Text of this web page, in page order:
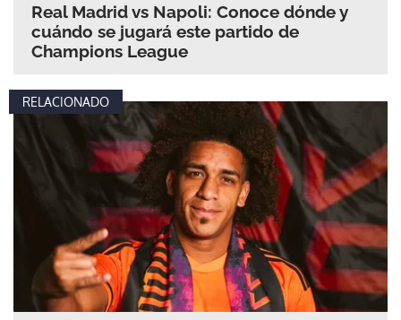
Real Madrid vs Napoli: Conoce dónde y
cuándo se jugará este partido de
Champions League
RELACIONADO